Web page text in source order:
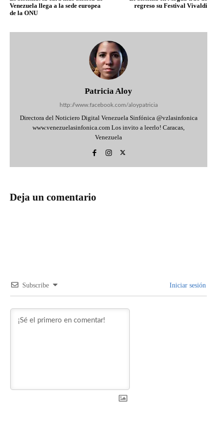
Venezuela llega a la sede europea
de la ONU
regreso su Festival Vivaldi
Patricia Aloy
http://www.facebook.com/aloypatricia
Directora del Noticiero Digital Venezuela Sinfónica @vzlasinfonica
www.venezuelasinfonica.com Los invito a leerlo! Caracas,
Venezuela
Deja un comentario
Subscribe Iniciar sesión